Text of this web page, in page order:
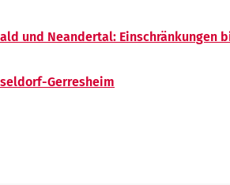
und Neandertal: Einschränkungen
Gerresheim